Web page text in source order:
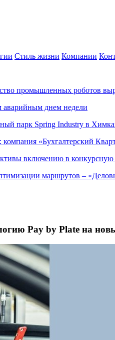
Стиль жизни Компании
промышленных роботов
аварийным днем недели
парк Spring Industry в
«Бухгалтерский
включению в конкурсную
маршрутов –
Pay by Plate на